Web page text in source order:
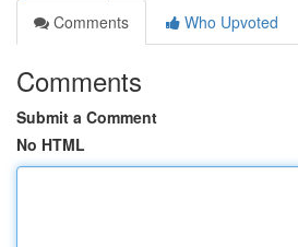
Comments
Who Upvoted
Comments
Submit a Comment
No HTML